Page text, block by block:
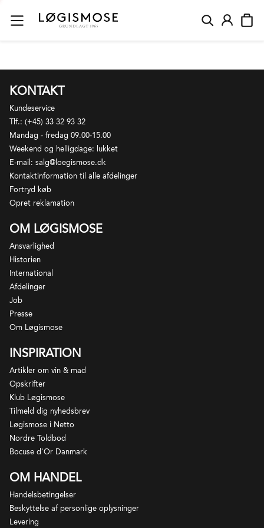
KONTAKT
Kundeservice
Tlf.: (+45) 33 32 93 32
Mandag - fredag 09.00-15.00
Weekend og helligdage: lukket
E-mail: salg@loegismose.dk
Kontaktinformation til alle afdelinger
Fortryd køb
Opret reklamation
OM LØGISMOSE
Ansvarlighed
Historien
International
Afdelinger
Job
Presse
Om Løgismose
INSPIRATION
Artikler om vin & mad
Opskrifter
Klub Løgismose
Tilmeld dig nyhedsbrev
Løgismose i Netto
Nordre Toldbod
Bocuse d'Or Danmark
OM HANDEL
Handelsbetingelser
Beskyttelse af personlige oplysninger
Levering